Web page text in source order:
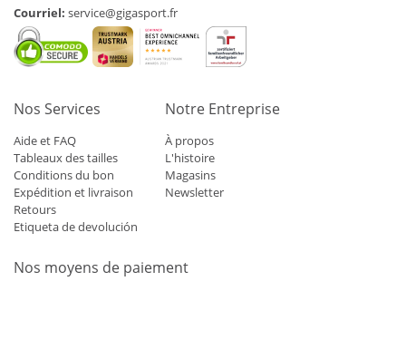
Courriel: service@gigasport.fr
Nos Services
Aide et FAQ
Tableaux des tailles
Conditions du bon
Expédition et livraison
Retours
Etiqueta de devolución
Notre Entreprise
À propos
L'histoire
Magasins
Newsletter
Nos moyens de paiement